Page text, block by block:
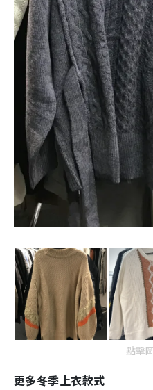
點擊
更多冬季上衣款式